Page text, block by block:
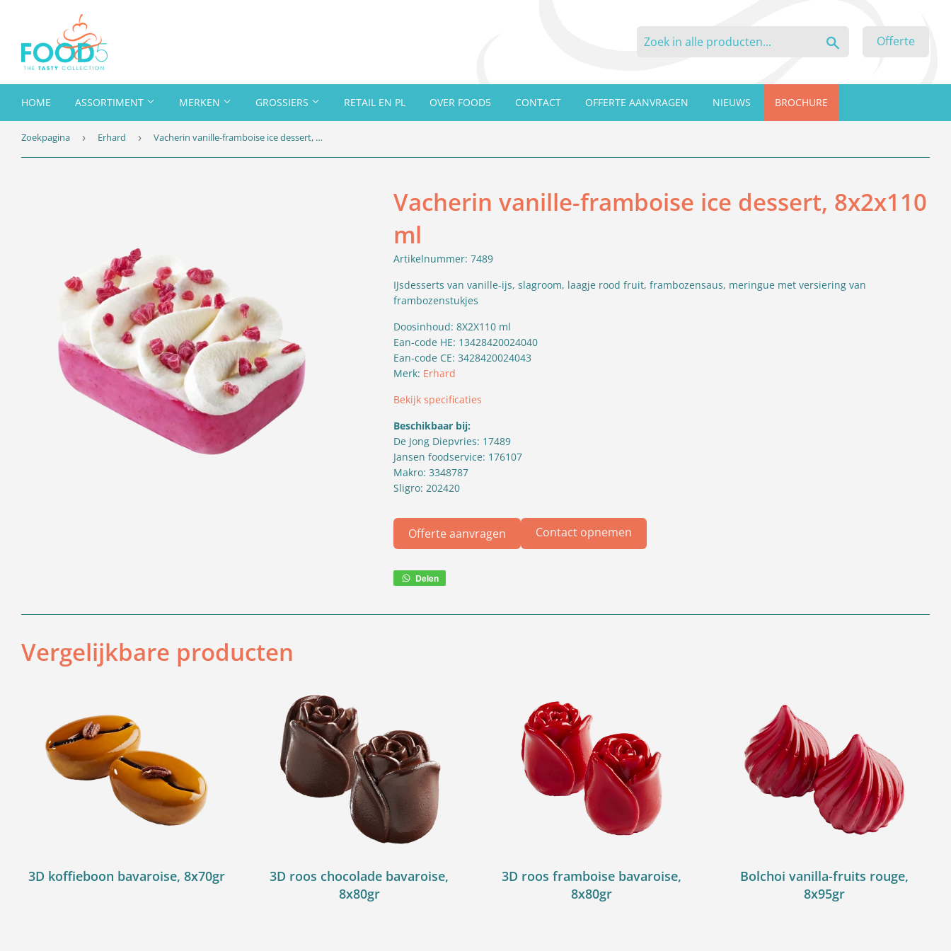
Offerte
HOME ASSORTIMENT MERKEN GROSSIERS RETAIL EN PL OVER FOOD5 CONTACT OFFERTE AANVRAGEN NIEUWS BROCHURE
Zoekpagina › Erhard › Vacherin vanille-framboise ice dessert, 8x2x110 ml
Vacherin vanille-framboise ice dessert, 8x2x110
ml
Artikelnummer: 7489
IJsdesserts van vanille-ijs, slagroom, laagje rood fruit, frambozensaus, meringue met versiering van
frambozenstukjes
Doosinhoud: 8X2X110 ml
Ean-code HE: 13428420024040
Ean-code CE: 3428420024043
Merk: Erhard
Bekijk specificaties
Beschikbaar bij:
De Jong Diepvries: 17489
Jansen foodservice: 176107
Makro: 3348787
Sligro: 202420
Offerte aanvragen Contact opnemen
Delen
Vergelijkbare producten
3D koffieboon bavaroise, 8x70gr
3D roos chocolade bavaroise,
8x80gr
3D roos framboise bavaroise,
8x80gr
Bolchoi vanilla-fruits rouge,
8x95gr